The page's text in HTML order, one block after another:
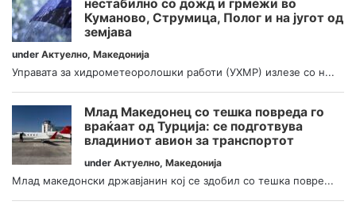
нестабилно со дожд и грмежи во
Куманово, Струмица, Полог и на југот од
земјава
under Актуелно, Македонија
Управата за хидрометеоролошки работи (УХМР) излезе со н...
Млад Македонец со тешка повреда го
враќаат од Турција: се подготвува
владиниот авион за транспортот
under Актуелно, Македонија
Млад македонски државјанин кој се здобил со тешка повре...